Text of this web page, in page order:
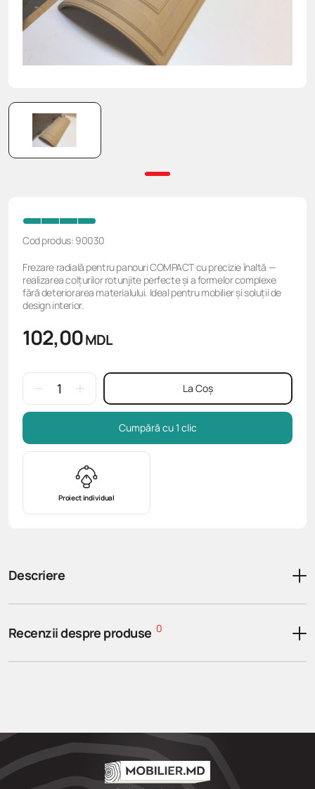
Proiect individual
Cod produs: 90030
Frezare radială pentru panouri COMPACT cu precizie înaltă —
realizarea colțurilor rotunjite perfecte și a formelor complexe
fără deteriorarea materialului. Ideal pentru mobilier și soluții de
design interior.
102,00MDL
La Coș
Cumpără cu 1 clic
Descriere
Recenzii despre produse 0
Laminate
Elemente de asamblare
Transformatoare
Fotoliі
Somierе ortopedicе
Scule pneumatice Hoegert
Șurubelnițe